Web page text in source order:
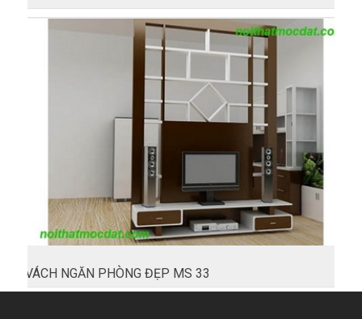
VÁCH NGĂN PHÒNG ĐẸP MS 33